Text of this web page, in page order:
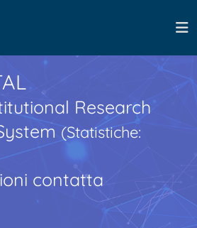
Research
(Statistiche:
contatta